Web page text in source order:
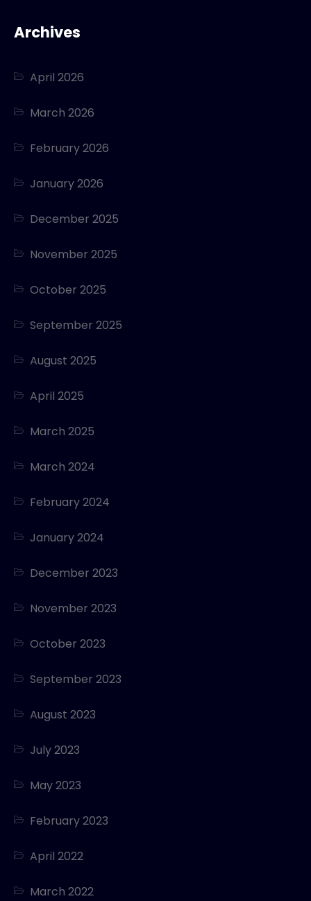
Archives
April 2026
March 2026
February 2026
January 2026
December 2025
November 2025
October 2025
September 2025
August 2025
April 2025
March 2025
March 2024
February 2024
January 2024
December 2023
November 2023
October 2023
September 2023
August 2023
July 2023
May 2023
February 2023
April 2022
March 2022